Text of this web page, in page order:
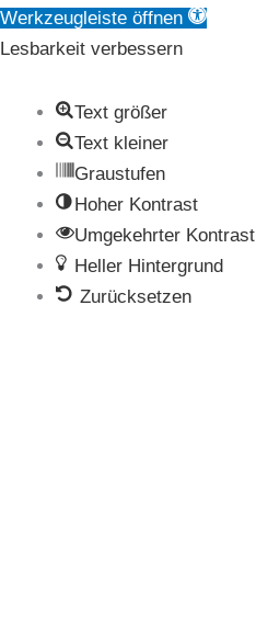
Werkzeugleiste öffnen
Lesbarkeit verbessern
Text größer
Text kleiner
Graustufen
Hoher Kontrast
Umgekehrter Kontrast
Heller Hintergrund
Zurücksetzen